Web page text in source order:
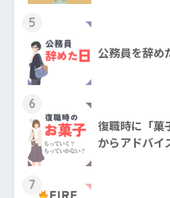
5
公務員を辞め
6
復職時に「菓
からアドバイ
7